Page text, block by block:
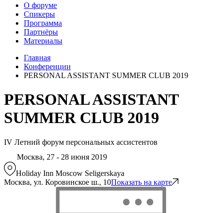
О форуме
Спикеры
Программа
Партнёры
Материалы
Главная
Конференции
PERSONAL ASSISTANT SUMMER CLUB 2019
PERSONAL ASSISTANT
SUMMER CLUB 2019
IV Летний форум персональных ассистентов
Москва, 27 - 28 июня 2019
Holiday Inn Moscow Seligerskaya
Москва, ул. Коровинское ш., 10Показать на карте